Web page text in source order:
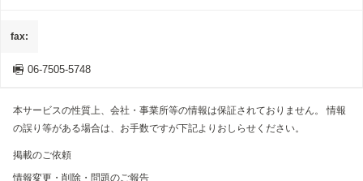
fax
06-7505-5748
本サービスの性質上、会社・事業所等の情報は保証されておりません。 情報
の誤り等がある場合は、お手数ですが下記よりおしらせください。
掲載のご依頼
情報変更・削除・問題のご報告